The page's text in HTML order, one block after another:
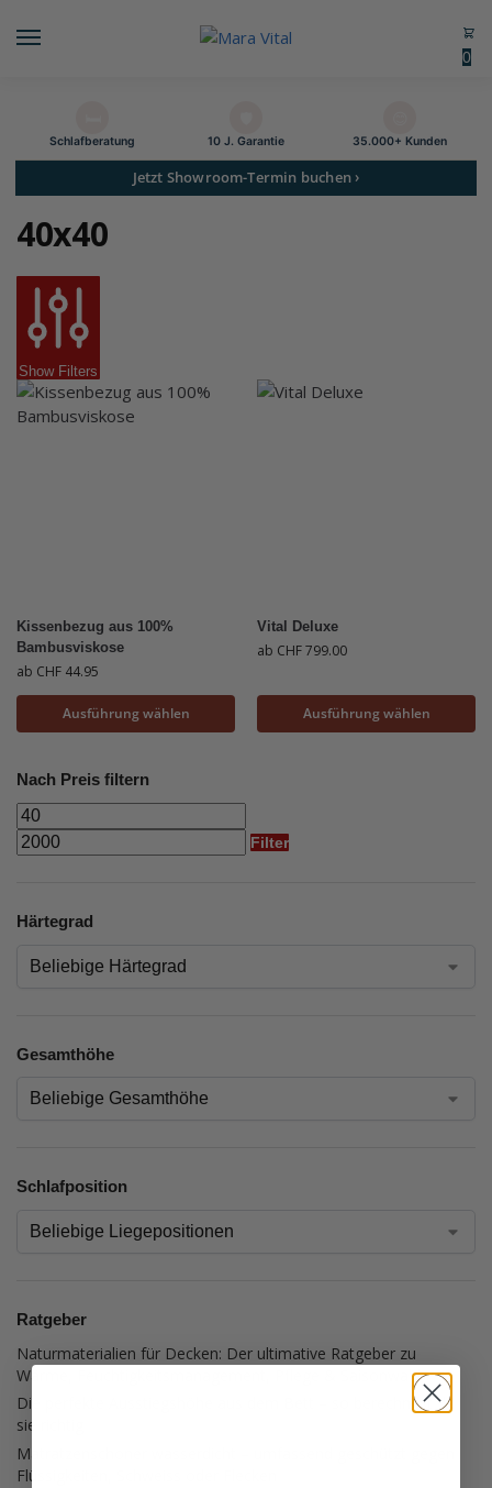
0
Schlaf­beratung 10 J. Garantie 35.000+ Kunden
Jetzt Showroom-Termin buchen ›
40x40
Show Filters
Kissenbezug aus 100%
Bambusviskose
ab CHF 44.95
Ausführung wählen
Vital Deluxe
ab CHF799.00
Ausführung wählen
Nach Preis filtern
Filter
Härtegrad
Gesamthöhe
Schlafposition
Ratgeber
Naturmaterialien für Decken: Der ultimative Ratgeber zu
Wärme, Feuchtigkeitsmanagement, Pflege & Saisonwahl
Die perfekte Ausstiegshöhe aus dem Bett – so berechnest du
sie richtig
Matratzenschoner wasserdicht – umfassend geschützt gegen
Flüssigkeiten, Schweiss oder Flecken